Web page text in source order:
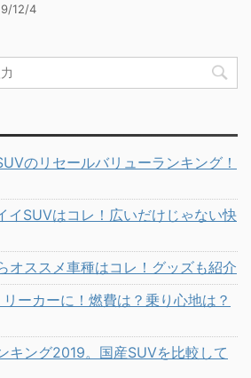
12/4
のリセールバリューランキング！
イSUVはコレ！広いだけじゃない快
オススメ車種はコレ！グッズも紹介
ーカーに！燃費は？乗り心地は？
キング2019。国産SUVを比較して